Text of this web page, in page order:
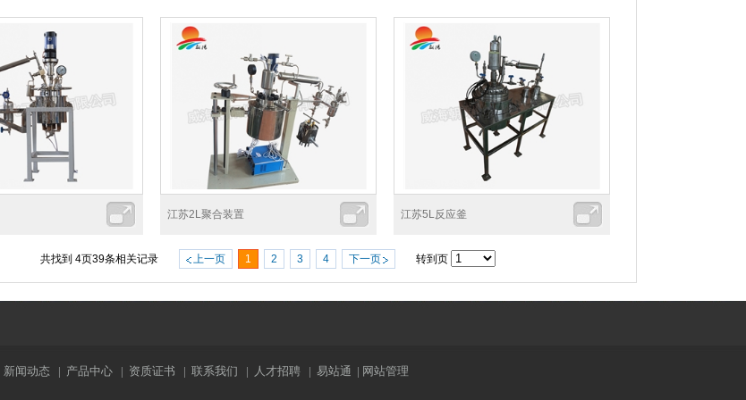
江苏2L聚合装置 江苏5L反应釜
共找到 4页39条相关记录 上一页 1 2 3 4 下一页 转到页
新闻动态 | 产品中心 | 资质证书 | 联系我们 | 人才招聘 | 易站通 | 网站管理